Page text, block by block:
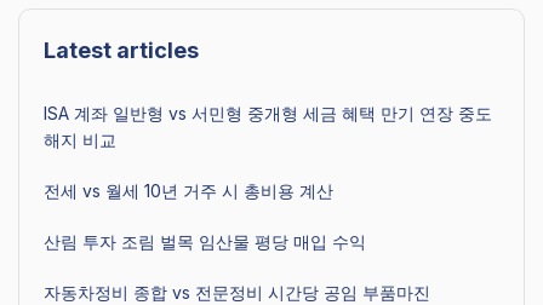
Latest articles
ISA 계좌 일반형 vs 서민형 중개형 세금 혜택 만기 연장 중도
해지 비교
전세 vs 월세 10년 거주 시 총비용 계산
산림 투자 조림 벌목 임산물 평당 매입 수익
자동차정비 종합 vs 전문정비 시간당 공임 부품마진